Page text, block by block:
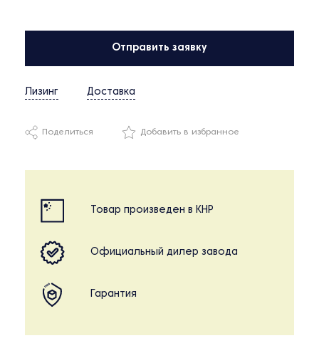
Отправить заявку
Лизинг Доставка
Поделиться Добавить в избранное
Товар произведен в КНР
Официальный дилер завода
Гарантия